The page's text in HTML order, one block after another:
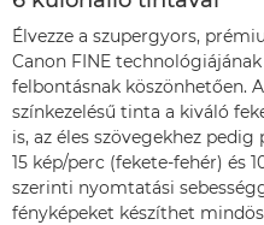
Élvezze a szupergyors,
Canon FINE
felbontásnak köszönhetően.
színkezelésű tinta a kiváló
is, az éles szövegekhez
15 kép/perc (fekete-fehér) és
szerinti nyomtatási
fényképeket készíthet